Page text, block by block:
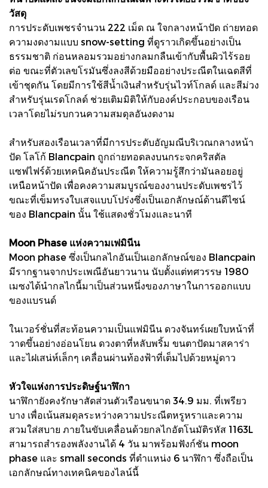
วัสดุ
การประดับเพชรจำนวน 222 เม็ด ณ ใจกลางหน้าปัด ถ่ายทอด
ความงดงามแบบ snow-setting ที่ดูราวเกิดขึ้นอย่างเป็น
ธรรมชาติ ก่อนหลอมรวมอย่างกลมกลืนเข้ากับพื้นผิวไร้รอย
ต่อ ขณะที่ตัวเลขโรมันซึ่งลงสีด้วยมืออย่างประณีตในเฉดสีที่
เข้าชุดกัน โดยมีการใช้สีน้ำเงินสำหรับรุ่นไวท์โกลด์ และสีม่วง
สำหรับรุ่นเรดโกลด์ ช่วยเติมมิติให้กับองค์ประกอบของเรือน
เวลาโดยไม่รบกวนความสมดุลอันงดงาม
สำหรับสองเรือนเวลาที่มีการประดับอัญมณีบริเวณกลางหน้า
ปัด โลโก้ Blancpain ถูกถ่ายทอดลงบนกระจกคริสตัล
แซฟไฟร์ด้วยเทคนิคอันประณีต ให้ความรู้สึกว่ามันลอยอยู่
เหนือหน้าปัด เพื่อคงความสมบูรณ์ของงานประดับเพชรไว้
ขณะที่เข็มทรงใบเสจแบบโปร่งซึ่งเป็นเอกลักษณ์ด้านดีไซน์
ของ Blancpain นั้น ใช้แสดงชั่วโมงและนาที
Moon Phase แห่งความเฟมินีน
Moon phase ซึ่งเป็นกลไกอันเป็นเอกลักษณ์ของ Blancpain
มีรากฐานจากประเพณีอันยาวนาน นับตั้งแต่ทศวรรษ 1980
เมซงได้นำกลไกนี้มาเป็นส่วนหนึ่งของภาษาในการออกแบบ
ของแบรนด์
ในเวอร์ชั่นที่สะท้อนความเป็นแฟมินีน ดวงจันทร์เผยใบหน้าที่
วาดขึ้นอย่างอ่อนโยน ดวงตาที่หลับพริ้ม ขนตาปัดมาสคาร่า
และไฝเสน่ห์เล็กๆ เคลื่อนผ่านท้องฟ้าที่เต็มไปด้วยหมู่ดาว
หัวใจแห่งการประดิษฐ์นาฬิกา
นาฬิกายังคงรักษาสัดส่วนตัวเรือนขนาด 34.9 มม. ที่เพรียว
บาง เพื่อเน้นสมดุลระหว่างความประณีตหรูหราและความ
สวมใส่สบาย ภายในขับเคลื่อนด้วยกลไกอัตโนมัติรหัส 1163L
สามารถสำรองพลังงานได้ 4 วัน มาพร้อมฟังก์ชัน moon
phase และ small seconds ที่ตำแหน่ง 6 นาฬิกา ซึ่งถือเป็น
เอกลักษณ์ทางเทคนิคของไลน์นี้